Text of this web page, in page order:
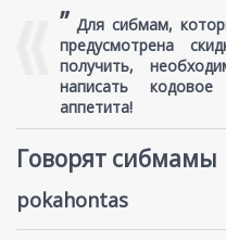
” Для сибмам,
предусмотрена
получить,
написать
аппетита!
Говорят сибмамы
pokahontas